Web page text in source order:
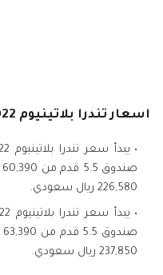
اسعار تندرا بلاتينيوم 2022
226,580 ريال سعودي.
237,850 ريال سعودي.